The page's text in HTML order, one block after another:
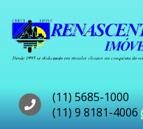
(11) 5685-1000
(11) 9 8181-4006